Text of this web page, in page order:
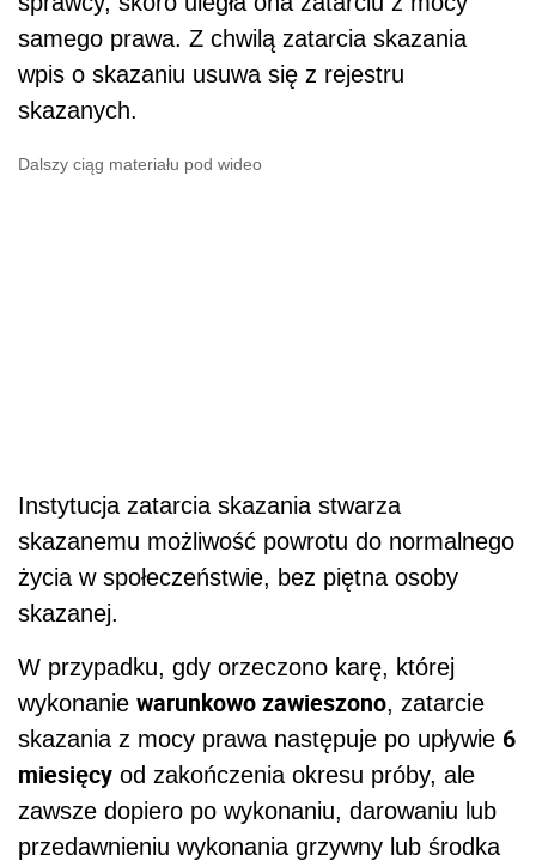
samego prawa. Z chwilą zatarcia skazania
wpis o skazaniu usuwa się z rejestru
skazanych.
Dalszy ciąg materiału pod wideo
Instytucja zatarcia skazania stwarza
skazanemu możliwość powrotu do normalnego
życia w społeczeństwie, bez piętna osoby
skazanej.
W przypadku, gdy orzeczono karę, której
wykonanie warunkowo zawieszono, zatarcie
skazania z mocy prawa następuje po upływie 6
miesięcy od zakończenia okresu próby, ale
zawsze dopiero po wykonaniu, darowaniu lub
przedawnieniu wykonania grzywny lub środka